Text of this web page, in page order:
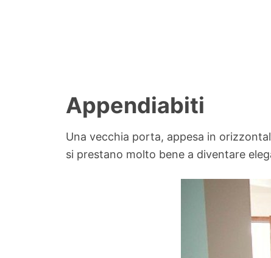
Appendiabiti
Una vecchia porta, appesa in
si prestano molto bene a diventare